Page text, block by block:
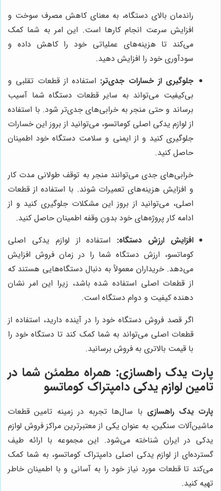
راندمان بالای دستگاه، به معنای کاهش مصرف سوخت و
افزایش سرعت انجام کارها است. این امر به شما کمک
می‌کند تا هزینه‌های عملیاتی خود را کاهش داده و
سودآوری خود را افزایش دهید.
جلوگیری از خسارات جدی‌تر: استفاده از قطعات تقلبی و
بی‌کیفیت می‌تواند به سایر قطعات دستگاه شما آسیب
برساند و حتی منجر به خرابی‌های جدی‌تر شود. با استفاده
از لوازم یدکی اصلی کوماتسو، می‌توانید از بروز این خسارات
جلوگیری کنید و از ایمنی و سلامت دستگاه خود اطمینان
حاصل کنید.
خرابی‌های جدی می‌توانند منجر به توقف طولانی مدت کار
و افزایش هزینه‌های تعمیرات شوند. با استفاده از قطعات
اصلی، می‌توانید از بروز این مشکلات جلوگیری کنید و از
ادامه کار پروژه‌های خود بدون وقفه اطمینان حاصل کنید.
افزایش ارزش دستگاه: استفاده از لوازم یدکی اصلی
کوماتسو، ارزش دستگاه شما را در زمان فروش افزایش
می‌دهد. خریداران معمولاً به دنبال دستگاه‌هایی هستند که
از قطعات اصلی استفاده شده باشد، زیرا این امر نشان
دهنده کیفیت و دوام دستگاه است.
اگر قصد فروش دستگاه خود را در آینده دارید، استفاده از
قطعات اصلی می‌تواند به شما کمک کند تا دستگاه خود را
با قیمت بالاتری به فروش برسانید.
پارت یدک راهسازی: همراه مطمئن شما در
تامین لوازم یدکی دامپتراک کوماتسو
پارت یدک راهسازی با سال‌ها تجربه در زمینه تامین قطعات
ماشین‌آلات سنگین، به عنوان یکی از معتبرترین مراکز فروش لوازم
یدکی در ایران شناخته می‌شود. این مجموعه با ارائه طیف
گسترده‌ای از لوازم یدکی اصلی دامپتراک کوماتسو، به شما کمک
می‌کند تا قطعات مورد نیاز خود را به آسانی و با اطمینان خاطر
تهیه کنید.